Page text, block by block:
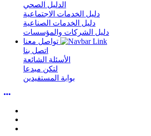
الدليل الصحي
دليل الخدمات الاجتماعية
دليل الخدمات الصناعية
دليل الشركات والمؤسسات
اتصل بنا
الأسئلة الشائعة
لتكن مبدعا
بوابة المستفيدين